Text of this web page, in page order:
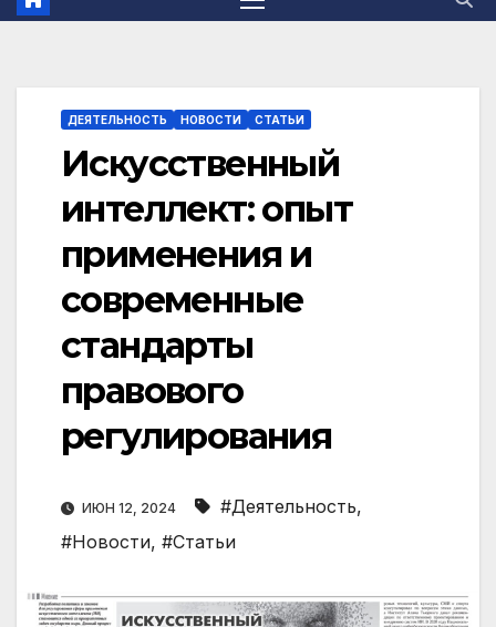
ДЕЯТЕЛЬНОСТЬ НОВОСТИ СТАТЬИ
Искусственный
интеллект: опыт
применения и
современные
стандарты
правового
регулирования
ИЮН 12, 2024 #Деятельность,
#Новости, #Статьи